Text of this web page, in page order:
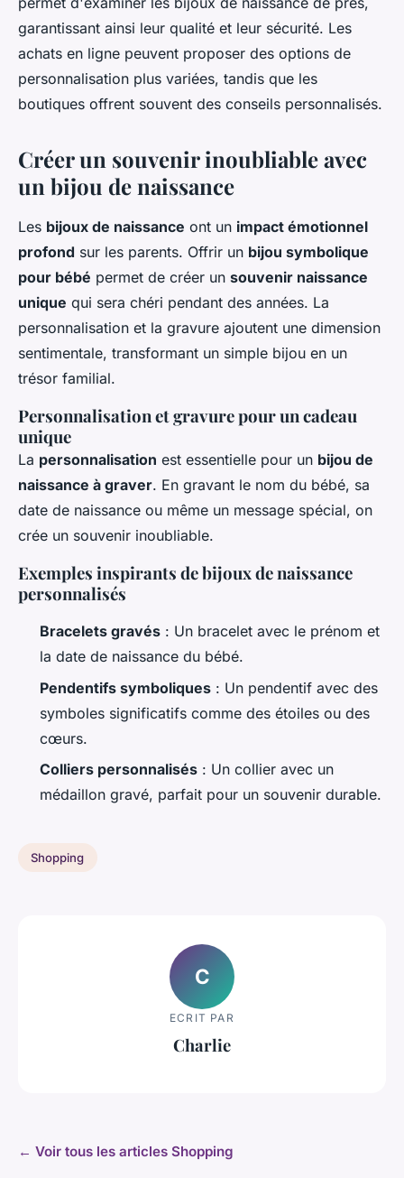
garantissant ainsi leur qualité et leur sécurité. Les
achats en ligne peuvent proposer des options de
personnalisation plus variées, tandis que les
boutiques offrent souvent des conseils personnalisés.
Créer un souvenir inoubliable avec
un bijou de naissance
Les bijoux de naissance ont un impact émotionnel
profond sur les parents. Offrir un bijou symbolique
pour bébé permet de créer un souvenir naissance
unique qui sera chéri pendant des années. La
personnalisation et la gravure ajoutent une dimension
sentimentale, transformant un simple bijou en un
trésor familial.
Personnalisation et gravure pour un cadeau
unique
La personnalisation est essentielle pour un bijou de
naissance à graver. En gravant le nom du bébé, sa
date de naissance ou même un message spécial, on
crée un souvenir inoubliable.
Exemples inspirants de bijoux de naissance
personnalisés
Bracelets gravés : Un bracelet avec le prénom et
la date de naissance du bébé.
Pendentifs symboliques : Un pendentif avec des
symboles significatifs comme des étoiles ou des
cœurs.
Colliers personnalisés : Un collier avec un
médaillon gravé, parfait pour un souvenir durable.
Shopping
C
ECRIT PAR
Charlie
← Voir tous les articles Shopping